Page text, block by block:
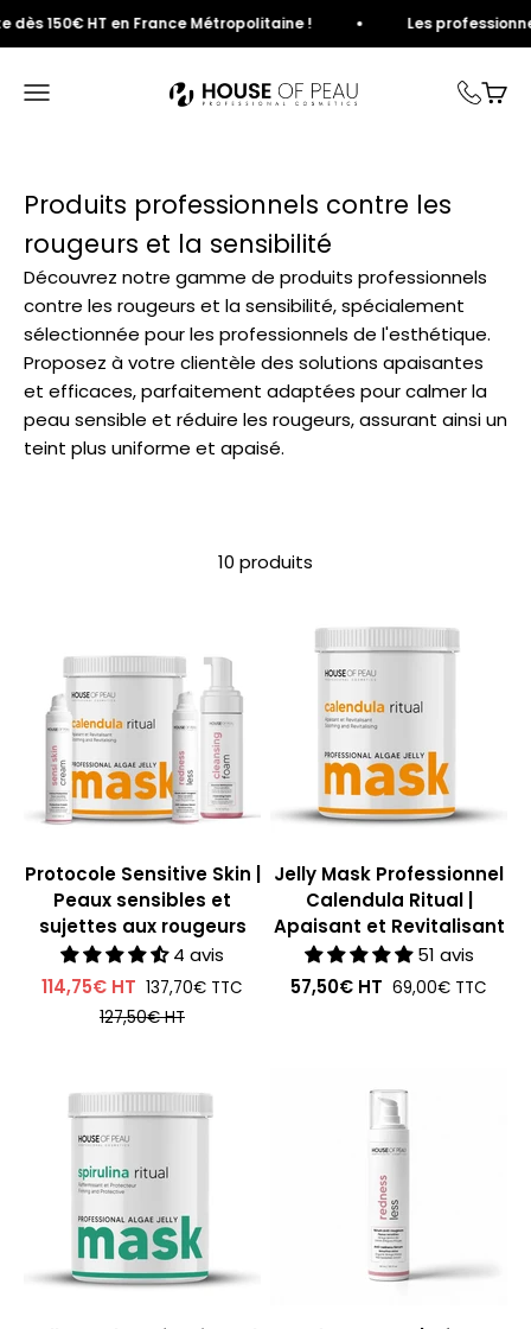
Passer au contenu
150€ HT en France Métropolitaine ! Les
Ouvrir la navigationHouse of Peau Voir
Produits professionnels contre les
rougeurs et la sensibilité
Découvrez notre gamme de produits professionnels
contre les rougeurs et la sensibilité, spécialement
sélectionnée pour les professionnels de l'esthétique.
Proposez à votre clientèle des solutions apaisantes
et efficaces, parfaitement adaptées pour calmer la
peau sensible et réduire les rougeurs, assurant ainsi un
teint plus uniforme et apaisé.
10 produits
Protocole Sensitive Skin |
Peaux sensibles et
sujettes aux rougeurs
4 avis
114,75€ HT 137,70€ TTC
127,50€HT
Jelly Mask Professionnel
Calendula Ritual |
Apaisant et Revitalisant
51 avis
57,50€ HT 69,00€ TTC